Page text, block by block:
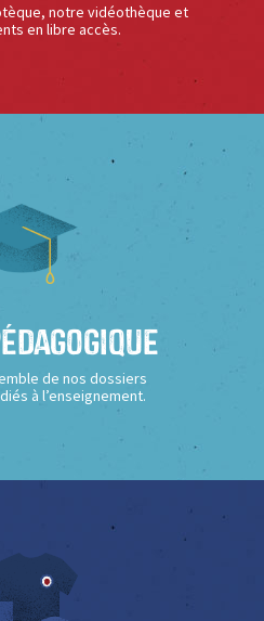
notre vidéothèque et
en libre accès.
de nos dossiers
à l’enseignement.